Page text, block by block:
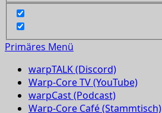
Primäres Menü
warpTALK (Discord)
Warp-Core TV (YouTube)
warpCast (Podcast)
Warp-Core Café (Stammtisch)